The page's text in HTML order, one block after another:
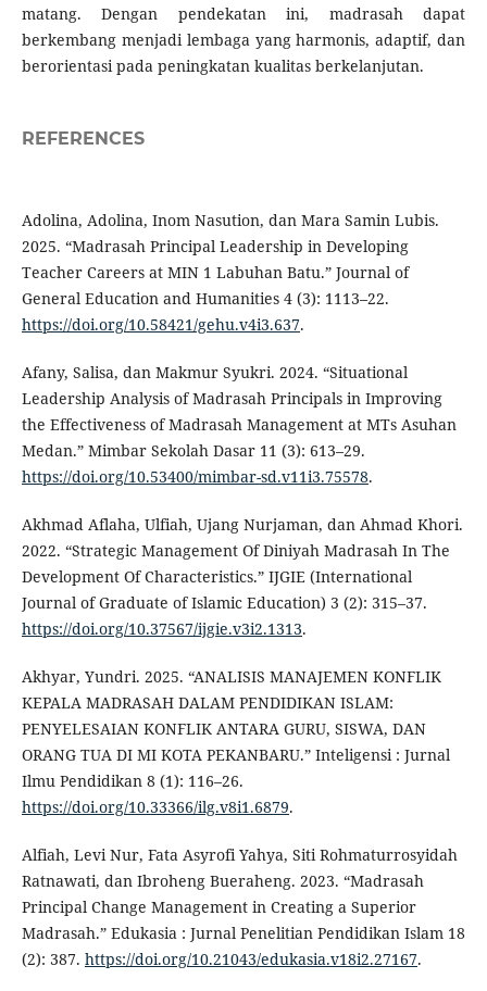
matang. Dengan pendekatan ini, madrasah dapat
berkembang menjadi lembaga yang harmonis, adaptif, dan
berorientasi pada peningkatan kualitas berkelanjutan.
REFERENCES
Adolina, Adolina, Inom Nasution, dan Mara Samin Lubis.
2025. “Madrasah Principal Leadership in Developing
Teacher Careers at MIN 1 Labuhan Batu.” Journal of
General Education and Humanities 4 (3): 1113–22.
https://doi.org/10.58421/gehu.v4i3.637.
Afany, Salisa, dan Makmur Syukri. 2024. “Situational
Leadership Analysis of Madrasah Principals in Improving
the Effectiveness of Madrasah Management at MTs Asuhan
Medan.” Mimbar Sekolah Dasar 11 (3): 613–29.
https://doi.org/10.53400/mimbar-sd.v11i3.75578.
Akhmad Aflaha, Ulfiah, Ujang Nurjaman, dan Ahmad Khori.
2022. “Strategic Management Of Diniyah Madrasah In The
Development Of Characteristics.” IJGIE (International
Journal of Graduate of Islamic Education) 3 (2): 315–37.
https://doi.org/10.37567/ijgie.v3i2.1313.
Akhyar, Yundri. 2025. “ANALISIS MANAJEMEN KONFLIK
KEPALA MADRASAH DALAM PENDIDIKAN ISLAM:
PENYELESAIAN KONFLIK ANTARA GURU, SISWA, DAN
ORANG TUA DI MI KOTA PEKANBARU.” Inteligensi : Jurnal
Ilmu Pendidikan 8 (1): 116–26.
https://doi.org/10.33366/ilg.v8i1.6879.
Alfiah, Levi Nur, Fata Asyrofi Yahya, Siti Rohmaturrosyidah
Ratnawati, dan Ibroheng Bueraheng. 2023. “Madrasah
Principal Change Management in Creating a Superior
Madrasah.” Edukasia : Jurnal Penelitian Pendidikan Islam 18
(2): 387. https://doi.org/10.21043/edukasia.v18i2.27167.